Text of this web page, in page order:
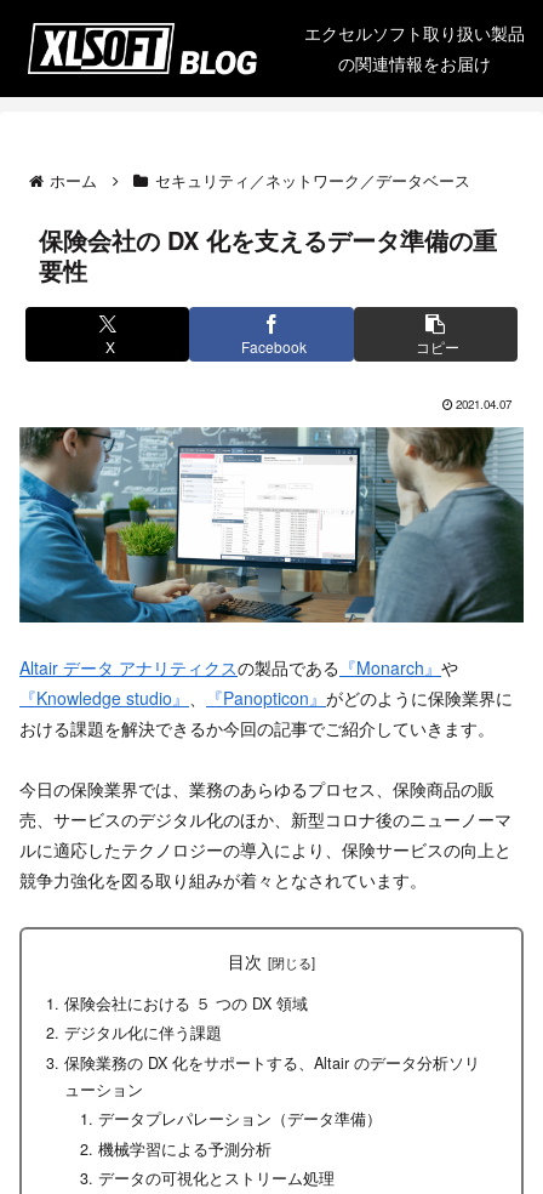
エクセルソフト取り扱い製品
の関連情報をお届け
ホーム セキュリティ／ネットワーク／データベース
保険会社の DX 化を支えるデータ準備の重
要性
X Facebook コピー
2021.04.07
Altair データ アナリティクスの製品である 『Monarch』 や
『Knowledge studio』 、 『Panopticon』 がどのように保険業界に
おける課題を解決できるか今回の記事でご紹介していきます。
今日の保険業界では、業務のあらゆるプロセス、保険商品の販
売、サービスのデジタル化のほか、新型コロナ後のニューノーマ
ルに適応したテクノロジーの導入により、保険サービスの向上と
競争力強化を図る取り組みが着々となされています。
目次
保険会社における ５ つの DX 領域
デジタル化に伴う課題
保険業務の DX 化をサポートする、Altair のデータ分析ソリ
ューション
データプレパレーション（データ準備）
機械学習による予測分析
データの可視化とストリーム処理